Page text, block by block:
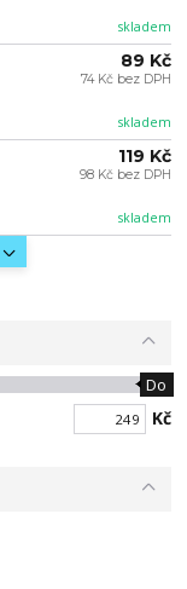
skladem
skladem
89 Kč
74 Kč bez DPH
skladem
119 Kč
98 Kč bez DPH
Do
Kč